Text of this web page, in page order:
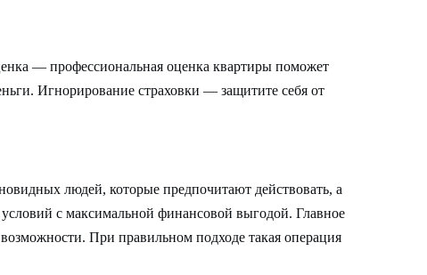
— профессиональная оценка квартиры поможет
Игнорирование страховки — защитите себя от
людей, которые предпочитают действовать, а
с максимальной финансовой выгодой. Главное
При правильном подходе такая операция